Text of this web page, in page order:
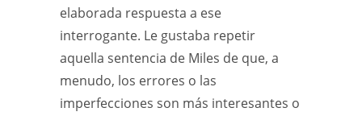
elaborada respuesta a ese
interrogante. Le gustaba repetir
aquella sentencia de Miles de que, a
menudo, los errores o las
imperfecciones son más interesantes o